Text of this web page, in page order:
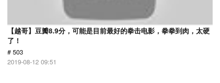
【越哥】豆瓣8.9分，可能是目前最好的拳击电影，拳拳到肉，太硬
了！
# 503
2019-08-12 09:51